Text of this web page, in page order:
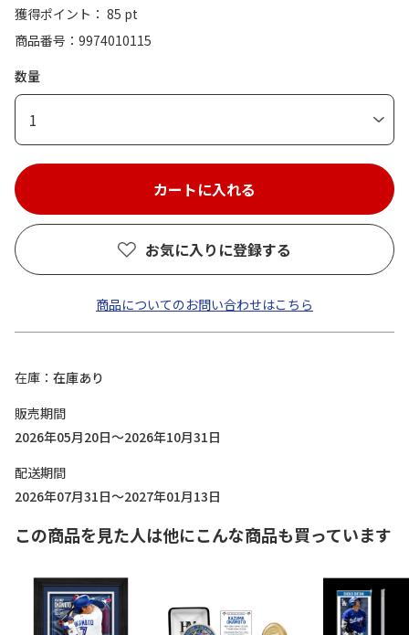
獲得ポイント： 85 pt
商品番号
9974010115
数量
1
お気に入りに登録する
商品についてのお問い合わせはこちら
在庫
在庫あり
販売期間
2026年05月20日～2026年10月31日
配送期間
2026年07月31日～2027年01月13日
この商品を見た人は他にこんな商品も買っています